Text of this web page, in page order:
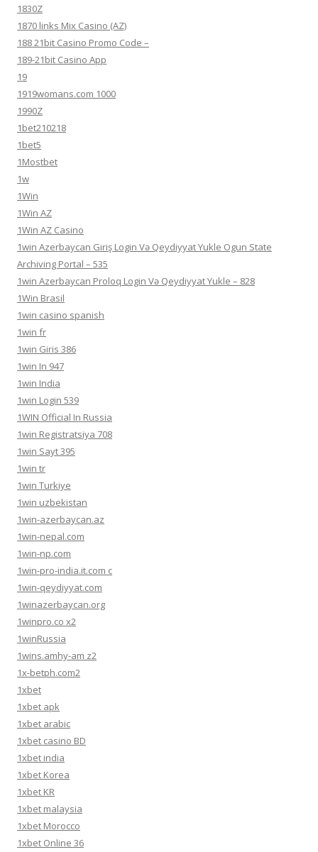
1830Z
1870 links Mix Casino (AZ)
188 21bit Casino Promo Code –
189-21bit Casino App
19
1919womans.com 1000
1990Z
1bet210218
1bet5
1Mostbet
1w
1Win
1Win AZ
1Win AZ Casino
1win Azerbaycan Giriş Login Və Qeydiyyat Yukle Ogun State
Archiving Portal – 535
1win Azerbaycan Proloq Login Və Qeydiyyat Yukle – 828
1Win Brasil
1win casino spanish
1win fr
1win Giris 386
1win In 947
1win India
1win Login 539
1WIN Official In Russia
1win Registratsiya 708
1win Sayt 395
1win tr
1win Turkiye
1win uzbekistan
1win-azerbaycan.az
1win-nepal.com
1win-np.com
1win-pro-india.it.com c
1win-qeydiyyat.com
1winazerbaycan.org
1winpro.co x2
1winRussia
1wins.amhy-am z2
1x-betph.com2
1xbet
1xbet apk
1xbet arabic
1xbet casino BD
1xbet india
1xbet Korea
1xbet KR
1xbet malaysia
1xbet Morocco
1xbet Online 36